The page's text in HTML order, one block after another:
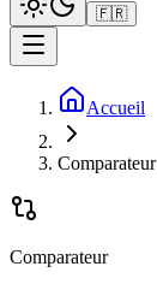
🇫🇷
Accueil
Comparateur
Comparateur